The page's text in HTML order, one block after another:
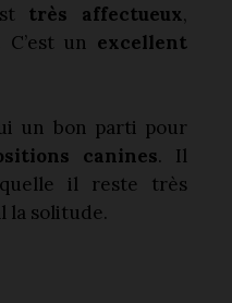
très affectueux,
C’est un excellent
un bon parti pour
canines. Il
il reste très
la solitude.